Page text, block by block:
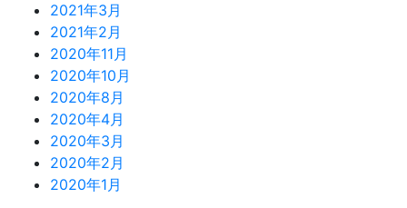
2021年3月
2021年2月
2020年11月
2020年10月
2020年8月
2020年4月
2020年3月
2020年2月
2020年1月